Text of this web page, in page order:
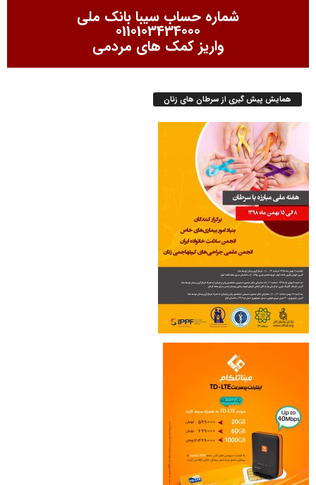
شماره حساب سیبا بانک ملی
0110103434000
واریز کمک های مردمی
همایش پیش گیری از سرطان های زنان